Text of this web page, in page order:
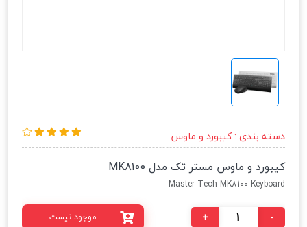
دسته بندی :کیبورد و ماوس
کیبورد و ماوس مستر تک مدل MK8100
Master Tech MK8100 Keyboard
-
+ موجود نیست